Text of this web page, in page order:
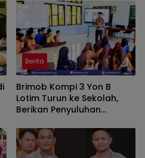
Berita
Brimob Kompi 3 Yon B
Lotim Turun ke Sekolah,
Berikan Penyuluhan
SAR Siswa SMK NW Benteng